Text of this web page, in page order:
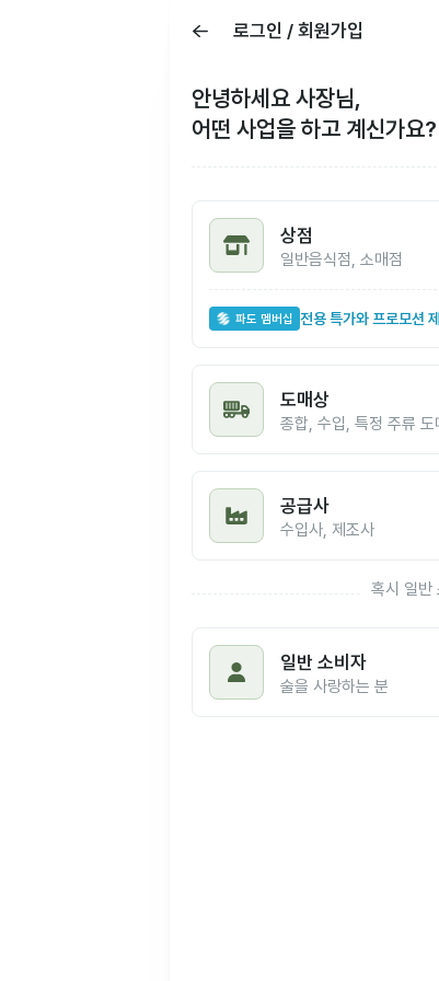
로그인 / 회원가입
안녕하세요 사장님,
어떤 사업을 하고 계신가요?
상점
일반음식점, 소매점
파도 멤버십 전용 특가와 프로모션
도매상
종합, 수입, 특정 주류 도
공급사
수입사, 제조사
혹시 일반
일반 소비자
술을 사랑하는 분